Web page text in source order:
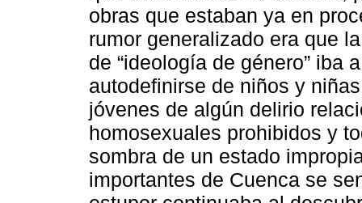
obras que estaban ya en
rumor generalizado era que
de “ideología de género” iba
autodefinirse de niños y
jóvenes de algún delirio
homosexuales prohibidos y
sombra de un estado
importantes de Cuenca se